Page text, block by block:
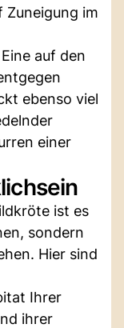
Zuneigung im
auf den
ebenso viel
einer
ist es
sondern
Hier sind
Ihrer
ihrer